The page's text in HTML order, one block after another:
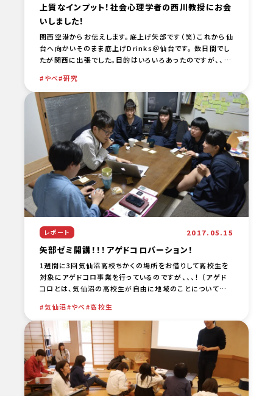
上質なインプット！社会心理学者の西川教授にお会
いしました！
関西空港からお伝えします。底上げ矢部です（笑）これから仙
台へ向かいそのまま底上げDrinks＠仙台です。 数日間でし
たが関西に出張でした。目的はいろいろあったのですが、、、
やべ 研究
レポート 2017.05.15
矢部ゼミ開講！！！アゲドコロバーション！
1週間に3回気仙沼高校ちかくの場所をお借りして高校生を
対象にアゲドコロ事業を行っているのですが、、、！ （アゲド
コロとは、気仙沼の高校生が自由に地域のことについて話
[… …
気仙沼 やべ 高校生